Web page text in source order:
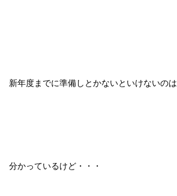
新年度までに準備しとかないといけないのは
分かっているけど・・・